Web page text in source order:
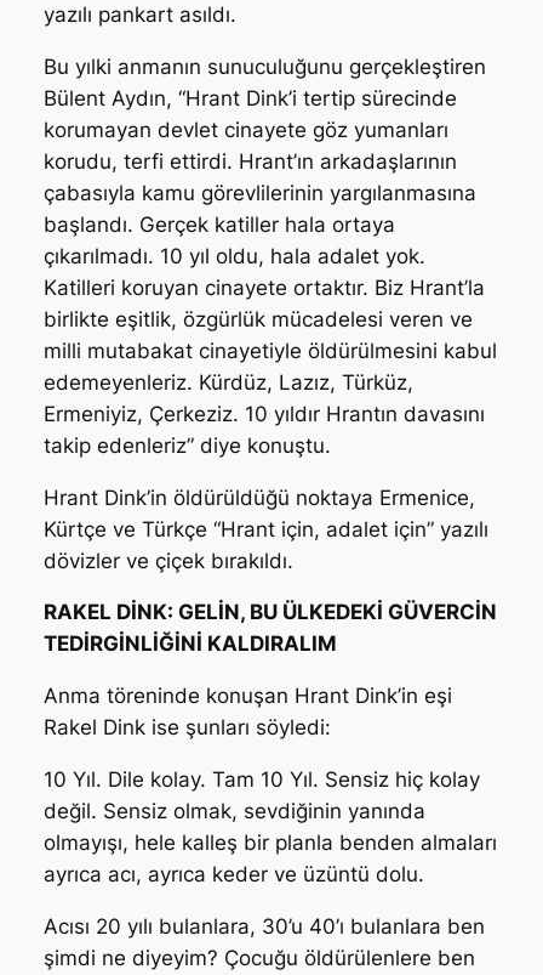
yazılı pankart asıldı.
Bu yılki anmanın sunuculuğunu gerçekleştiren
Bülent Aydın, “Hrant Dink’i tertip sürecinde
korumayan devlet cinayete göz yumanları
korudu, terfi ettirdi. Hrant’ın arkadaşlarının
çabasıyla kamu görevlilerinin yargılanmasına
başlandı. Gerçek katiller hala ortaya
çıkarılmadı. 10 yıl oldu, hala adalet yok.
Katilleri koruyan cinayete ortaktır. Biz Hrant’la
birlikte eşitlik, özgürlük mücadelesi veren ve
milli mutabakat cinayetiyle öldürülmesini kabul
edemeyenleriz. Kürdüz, Lazız, Türküz,
Ermeniyiz, Çerkeziz. 10 yıldır Hrantın davasını
takip edenleriz” diye konuştu.
Hrant Dink’in öldürüldüğü noktaya Ermenice,
Kürtçe ve Türkçe “Hrant için, adalet için” yazılı
dövizler ve çiçek bırakıldı.
RAKEL DİNK: GELİN, BU ÜLKEDEKİ GÜVERCİN
TEDİRGİNLİĞİNİ KALDIRALIM
Anma töreninde konuşan Hrant Dink’in eşi
Rakel Dink ise şunları söyledi:
10 Yıl. Dile kolay. Tam 10 Yıl. Sensiz hiç kolay
değil. Sensiz olmak, sevdiğinin yanında
olmayışı, hele kalleş bir planla benden almaları
ayrıca acı, ayrıca keder ve üzüntü dolu.
Acısı 20 yılı bulanlara, 30’u 40’ı bulanlara ben
şimdi ne diyeyim? Çocuğu öldürülenlere ben